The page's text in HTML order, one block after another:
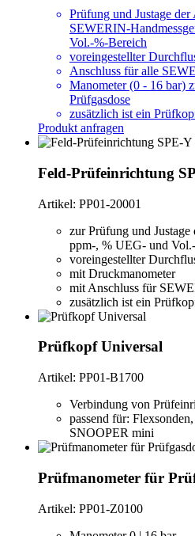
Prüfung und Justage
SEWERIN-
Vol.-%-Bereich
voreingestellter
Anschluss für alle
Manometer (0 - 16 bar)
Prüfgasdose
zusätzlich ist ein
Produkt anfragen
Feld-Prüfeinrichtung
Artikel: PP01-20001
zur Prüfung und
ppm-, % UEG- und
voreingestellter
mit Druckmanometer
mit Anschluss für
zusätzlich ist ein
Prüfkopf Universal
Artikel: PP01-B1700
Verbindung von
passend für:
SNOOPER mini
Prüfmanometer für
Artikel: PP01-Z0100